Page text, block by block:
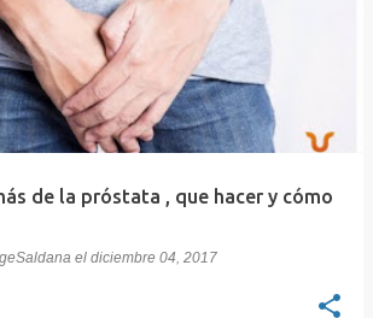
de la próstata , que hacer y cómo
el diciembre 04, 2017